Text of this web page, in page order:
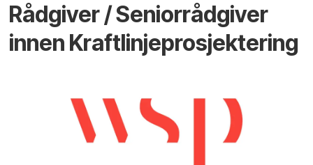
Rådgiver / Seniorrådgiver
innen Kraftlinjeprosjektering